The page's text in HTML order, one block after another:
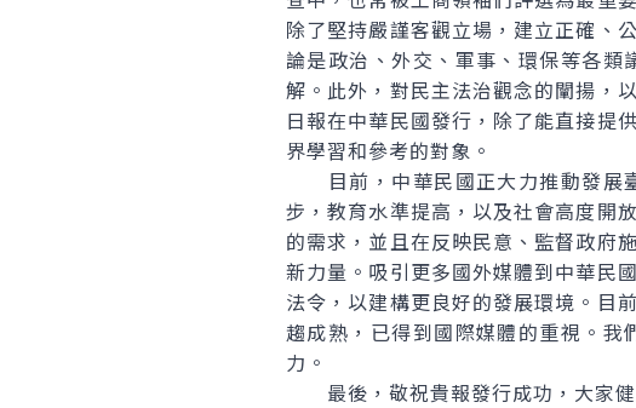
除了堅持嚴謹客觀立場，建立正確、
論是政治、外交、軍事、環保等各
解。此外，對民主法治觀念的闡揚，
日報在中華民國發行，除了能直接提
界學習和參考的對象。
目前，中華民國正大力推動發展
步，教育水準提高，以及社會高度開
的需求，並且在反映民意、監督政府
新力量。吸引更多國外媒體到中華民
法令，以建構更良好的發展環境。目
趨成熟，已得到國際媒體的重視。
力。
最後，敬祝貴報發行成功，大家健